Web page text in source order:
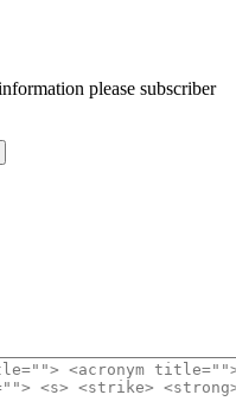
please subscriber